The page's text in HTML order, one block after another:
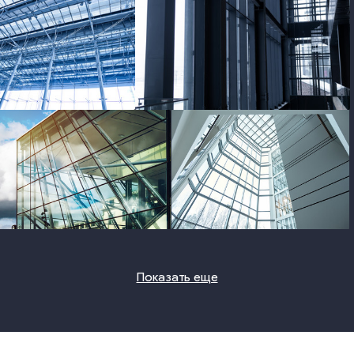
photo photo
photo photo
Показать еще